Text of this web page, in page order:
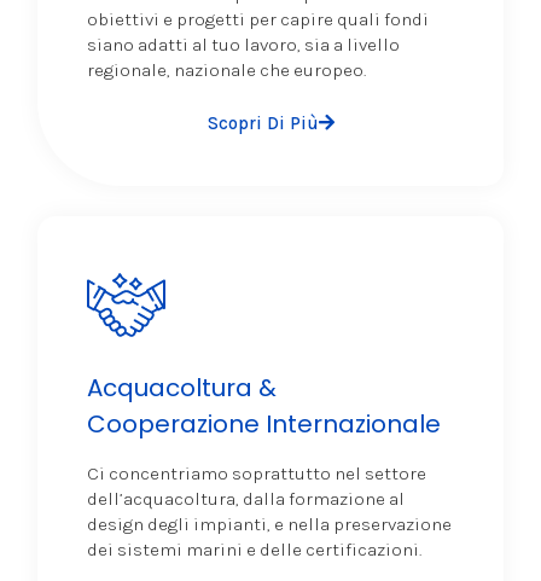
obiettivi e progetti per capire quali fondi
siano adatti al tuo lavoro, sia a livello
regionale, nazionale che europeo.
Scopri Di Più
Acquacoltura &
Cooperazione Internazionale
Ci concentriamo soprattutto nel settore
dell’acquacoltura, dalla formazione al
design degli impianti, e nella preservazione
dei sistemi marini e delle certificazioni.